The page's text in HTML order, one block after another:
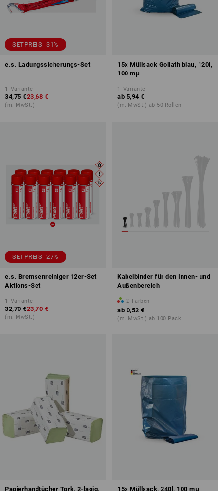
SETPREIS -31%
e.s. Ladungssicherungs-Set
1 Variante
34,75 €23,68 €
(m. MwSt.)
15x Müllsack Goliath blau, 120l,
100 mμ
1 Variante
ab 5,94 €
(m. MwSt.) ab 50 Rollen
SETPREIS -27%
e.s. Bremsenreiniger 12er-Set
Aktions-Set
1 Variante
32,70 €23,70 €
(m. MwSt.)
Kabelbinder für den Innen- und
Außenbereich
2 Farben
ab 0,52 €
(m. MwSt.) ab 100 Pack
Papierhandtücher Tork, 2-lagig, 15x Müllsack, 240l, 100 mμ